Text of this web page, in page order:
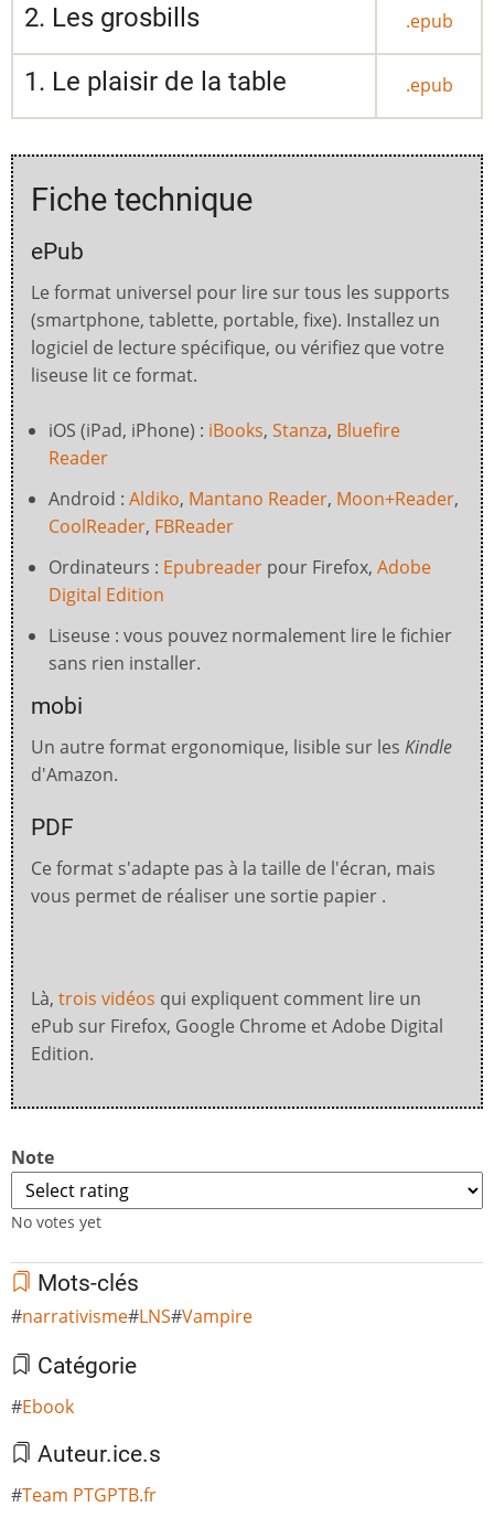
2. Les grosbills .epub
1. Le plaisir de la table .epub
Fiche technique
ePub
Le format universel pour lire sur tous les supports
(smartphone, tablette, portable, fixe). Installez un
logiciel de lecture spécifique, ou vérifiez que votre
liseuse lit ce format.
iOS (iPad, iPhone) : iBooks, Stanza, Bluefire
Reader
Android : Aldiko, Mantano Reader, Moon+Reader,
CoolReader, FBReader
Ordinateurs : Epubreader pour Firefox, Adobe
Digital Edition
Liseuse : vous pouvez normalement lire le fichier
sans rien installer.
mobi
Un autre format ergonomique, lisible sur les Kindle
d'Amazon.
PDF
Ce format s'adapte pas à la taille de l'écran, mais
vous permet de réaliser une sortie papier .
Là, trois vidéos qui expliquent comment lire un
ePub sur Firefox, Google Chrome et Adobe Digital
Edition.
Note
No votes yet
Mots-clés
narrativisme LNS Vampire
Catégorie
Ebook
Auteur.ice.s
Team PTGPTB.fr